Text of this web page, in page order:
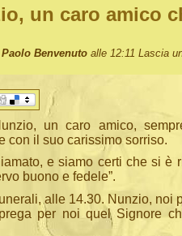
un caro amico
Paolo Benvenuto alle 12:11 Lascia
un caro amico,
con il suo carissimo sorriso.
e siamo certi che si
buono e fedele”.
alle 14.30. Nunzio, noi
per noi quel Signore